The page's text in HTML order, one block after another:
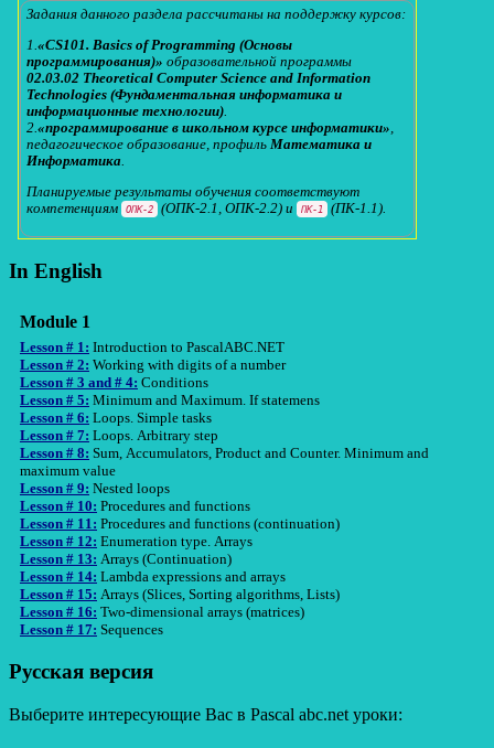
Задания данного раздела рассчитаны на поддержку курсов:
1. «CS101. Basics of Programming (Основы
программирования)» образовательной программы
02.03.02 Theoretical Computer Science and Information
Technologies (Фундаментальная информатика и
информационные технологии)
2. «программирование в школьном курсе информатики»
педагогическое образование, профиль Математика и
Информатика
Планируемые результаты обучения соответствуют
компетенциям
ОПК-2 (ОПК-2.1, ОПК-2.2) и ПК-1 (ПК-1.1).
In English
Module 1
Lesson # 1: Introduction to PascalABC.NET
Lesson # 2: Working with digits of a number
Lesson # 3 and # 4: Conditions
Lesson # 5: Minimum and Maximum. If statemens
Lesson # 6: Loops. Simple tasks
Lesson # 7: Loops. Arbitrary step
Lesson # 8:
maximum value
Lesson # 9: Nested loops
Lesson # 10: Procedures and functions
Lesson # 11: Procedures and functions (continuation)
Lesson # 12: Enumeration type. Arrays
Lesson # 13: Arrays (Continuation)
Lesson # 14: Lambda expressions and arrays
Lesson # 15: Arrays (Slices, Sorting algorithms, Lists)
Lesson # 16: Two-dimensional arrays (matrices)
Lesson # 17: Sequences
Русская версия
Выберите интересующие Вас в Pascal abc.net уроки: